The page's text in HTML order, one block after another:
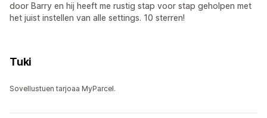
door Barry en hij heeft me rustig stap voor stap geholpen met
het juist instellen van alle settings. 10 sterren!
Tuki
Sovellustuen tarjoaa MyParcel.